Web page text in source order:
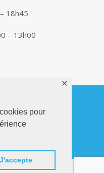
pour
J'accepte
✕
18h45
– 13h00
Danse et
réservés - Site